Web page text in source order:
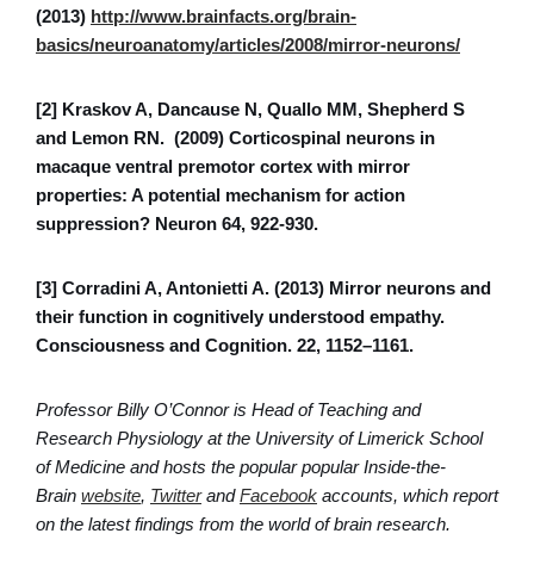
(2013) http://www.brainfacts.org/brain-
basics/neuroanatomy/articles/2008/mirror-neurons/
[2] Kraskov A, Dancause N, Quallo MM, Shepherd S
and Lemon RN. (2009) Corticospinal neurons in
macaque ventral premotor cortex with mirror
properties: A potential mechanism for action
suppression? Neuron 64, 922-930.
[3] Corradini A, Antonietti A. (2013) Mirror neurons and
their function in cognitively understood empathy.
Consciousness and Cognition. 22, 1152–1161.
Professor Billy O’Connor is Head of Teaching and
Research Physiology at the University of Limerick School
of Medicine and hosts the popular popular Inside-the-
Brain website, TwitterandFacebook accounts, which report
on the latest findings from the world of brain research.